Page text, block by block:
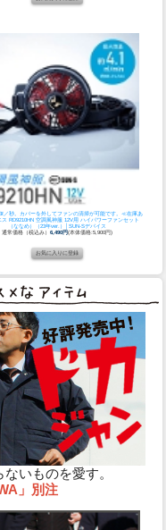
／秒。カバーを外してファンの清掃が可能です。≪在庫あ
RD9210HN 空調風神服 12V用 ハイパワーファンセット
（ななめ）（23年ver.）│SUN-Sデバイス
通常価格（税込み） 6,490円(本体価格:5,900円)
いものを愛す。
」別注